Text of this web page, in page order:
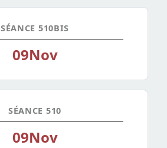
SÉANCE 510BIS
09Nov
SÉANCE 510
09Nov